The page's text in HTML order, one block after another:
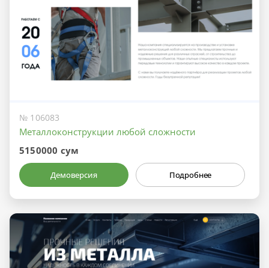
№ 106083
Металлоконструкции любой сложности
5150000 сум
Демоверсия Подробнее